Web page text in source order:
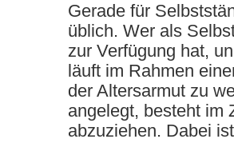
Gerade für
üblich. Wer als
zur Verfügung hat,
läuft im Rahmen
der Altersarmut zu
angelegt, besteht im
abzuziehen. Dabei